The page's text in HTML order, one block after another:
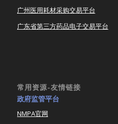
广州医用耗材采购交易平台
广东省第三方药品电子交易平台
常用资源-友情链接
政府监管平台
NMPA官网